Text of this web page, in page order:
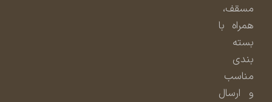
مسقف،
همراه با
بسته
بندی
مناسب
و ارسال